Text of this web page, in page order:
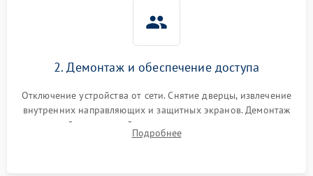
2. Демонтаж и обеспечение доступа
Отключение устройства от сети. Снятие дверцы, извлечение
внутренних направляющих и защитных экранов. Демонтаж
задней или верхней панели для прямого доступа к
нагревательным элементам, плате и вентиляторам.
Подробнее